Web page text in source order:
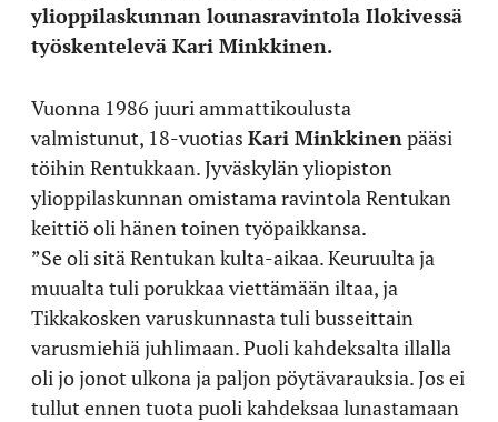
ylioppilaskunnan lounasravintola Ilokivessä
työskentelevä Kari Minkkinen.
Vuonna 1986 juuri ammattikoulusta
valmistunut, 18-vuotias Kari Minkkinen pääsi
töihin Rentukkaan. Jyväskylän yliopiston
ylioppilaskunnan omistama ravintola Rentukan
keittiö oli hänen toinen työpaikkansa.
”Se oli sitä Rentukan kulta-aikaa. Keuruulta ja
muualta tuli porukkaa viettämään iltaa, ja
Tikkakosken varuskunnasta tuli busseittain
varusmiehiä juhlimaan. Puoli kahdeksalta illalla
oli jo jonot ulkona ja paljon pöytävarauksia. Jos ei
tullut ennen tuota puoli kahdeksaa lunastamaan